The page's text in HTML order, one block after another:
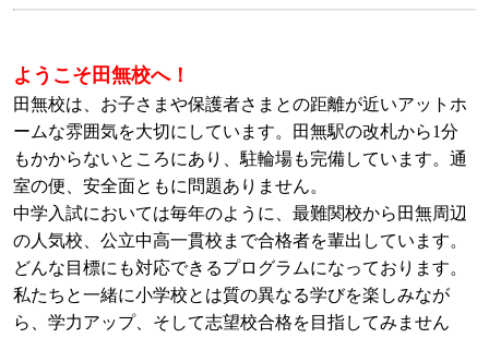
ようこそ田無校へ！
田無校は、お子さまや保護者さまとの距離が近いアットホ
ームな雰囲気を大切にしています。田無駅の改札から1分
もかからないところにあり、駐輪場も完備しています。通
室の便、安全面ともに問題ありません。
中学入試においては毎年のように、最難関校から田無周辺
の人気校、公立中高一貫校まで合格者を輩出しています。
どんな目標にも対応できるプログラムになっております。
私たちと一緒に小学校とは質の異なる学びを楽しみなが
ら、学力アップ、そして志望校合格を目指してみません